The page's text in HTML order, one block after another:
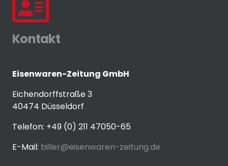
Kontakt
Eisenwaren-Zeitung GmbH
Eichendorffstraße 3
40474 Düsseldorf
Telefon: +49 (0) 211 47050-65
E-Mail: biller@eisenwaren-zeitung.de